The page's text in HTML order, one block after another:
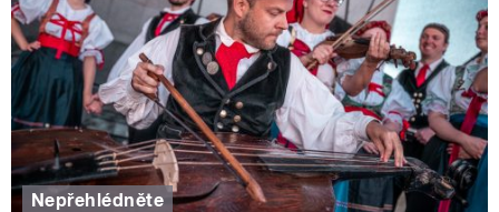
Nepřehlédněte